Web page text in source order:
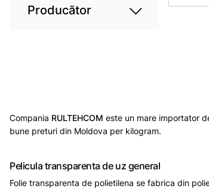
Producător
Compania RULTEHCOM este un mare importator
bune preturi din Moldova per kilogram.
Pelicula transparenta de uz general
Folie transparenta de polietilena se fabrica din